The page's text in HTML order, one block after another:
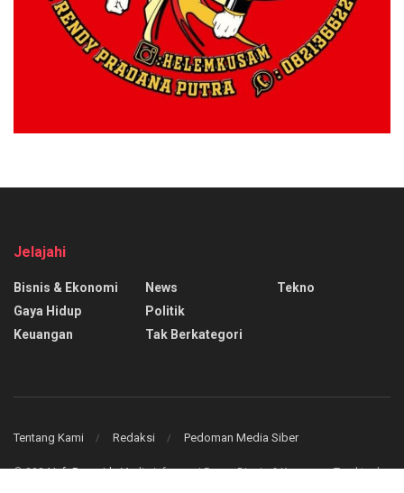
Jelajahi
Bisnis & Ekonomi
Gaya Hidup
Keuangan
News
Politik
Tak Berkategori
Tekno
Tentang Kami Redaksi Pedoman Media Siber
© 2024InfoPasar.id- Media Informasi Pasar, Bisnis & Keuangan Teraktual